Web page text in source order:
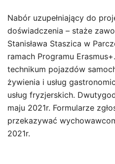
Nabór uzupełniający do
doświadczenia – staże
Stanisława Staszica w
ramach Programu
technikum pojazdów
żywienia i usług
usług fryzjerskich.
maju 2021r. Formularze
przekazywać
2021r.